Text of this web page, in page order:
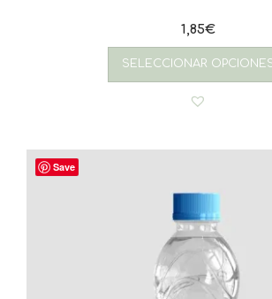
1,85€
SELECCIONAR
Save